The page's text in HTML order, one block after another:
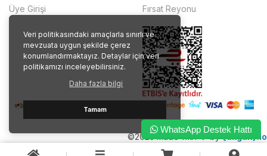
Veri politikasındaki amaçlarla sınırlı ve
mevzuata uygun şekilde çerez
konumlandırmaktayız. Detaylar için veri
politikamızı inceleyebilirsiniz.
Daha fazla bilgi
Tamam
Üye Girişi
Fırsat Reyonu
©2023 made with ❤️ by {akgun}.io
WhatsApp Destek Hattı